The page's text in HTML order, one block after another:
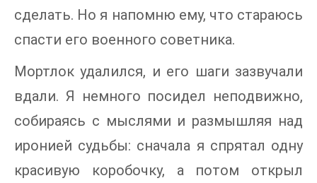
сделать. Но я напомню ему, что стараюсь
спасти его военного советника.
Мортлок удалился, и его шаги зазвучали
вдали. Я немного посидел неподвижно,
собираясь с мыслями и размышляя над
иронией судьбы: сначала я спрятал одну
красивую коробочку, а потом открыл